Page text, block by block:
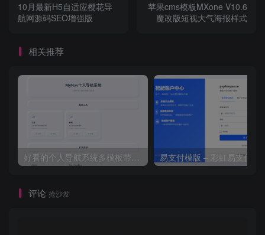
10月最新H5自适应樱花导
航网源码SEO增强版
苹果cms模板MXone V10.6
魔改版短视大气海报样式
相关推荐
好看的个人导航系统多模板带后台
评论 抢沙发